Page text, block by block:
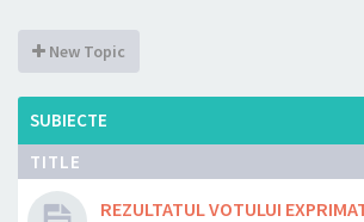
New Topic
SUBIECTE
TITLE
REZULTATUL VOTULUI